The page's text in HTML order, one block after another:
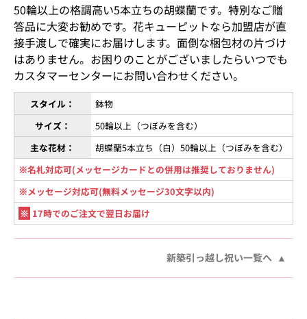
50輪以上の格調高い5本立ちの胡蝶蘭です。特別なご贈
答品に大変お勧めです。花キューピットなら加盟店が直
接手渡しで確実にお届けします。面倒な梱包材の片づけ
はありません。お困りのことがございましたらいつでも
カスタマーセンターにお問い合わせください。
スタイル：
鉢物
サイズ：
50輪以上（つぼみを含む）
主な花材：
胡蝶蘭5本立ち（白）50輪以上（つぼみを含む）
※名札対応可(メッセージカードとの併用は推奨しておりません)
※メッセージ対応可(無料メッセージ30文字以内)
※ 17時でのご注文で翌日お届け
新築引っ越し祝い一覧へ